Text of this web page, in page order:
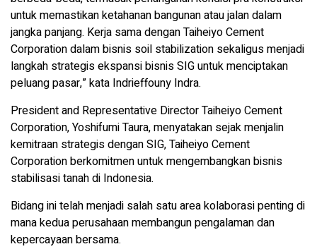
untuk memastikan ketahanan bangunan atau jalan dalam
jangka panjang. Kerja sama dengan Taiheiyo Cement
Corporation dalam bisnis soil stabilization sekaligus menjadi
langkah strategis ekspansi bisnis SIG untuk menciptakan
peluang pasar,” kata Indrieffouny Indra.
President and Representative Director Taiheiyo Cement
Corporation, Yoshifumi Taura, menyatakan sejak menjalin
kemitraan strategis dengan SIG, Taiheiyo Cement
Corporation berkomitmen untuk mengembangkan bisnis
stabilisasi tanah di Indonesia.
Bidang ini telah menjadi salah satu area kolaborasi penting di
mana kedua perusahaan membangun pengalaman dan
kepercayaan bersama.